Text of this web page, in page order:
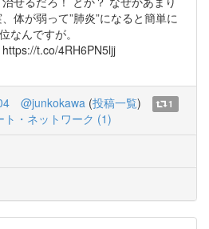
体が弱って”肺炎”になると簡単に
なんですが。
t.co/4RH6PN5ljj
@junkokawa (投稿一覧)
1
ト・ネットワーク (1)